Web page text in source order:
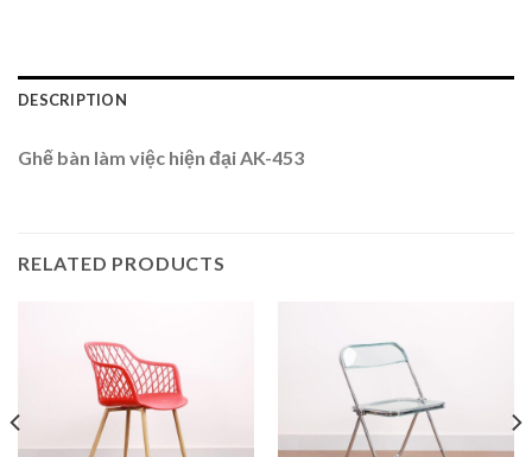
DESCRIPTION
Ghế bàn làm việc hiện đại AK-453
RELATED PRODUCTS